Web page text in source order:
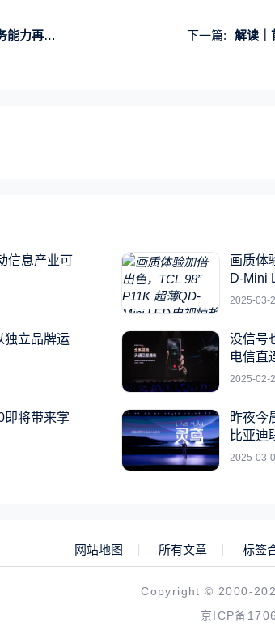
权威认可 下一篇: 解读｜
信息产业可
画质体
D-Mini
2025-03-
独立品牌运
没信号
电信直
2025-02-
即将带来掌
昨夜今
比亚迪
统
2025-03-
网站地图 所有文章 标签
Copyright © 2000-
京ICP备